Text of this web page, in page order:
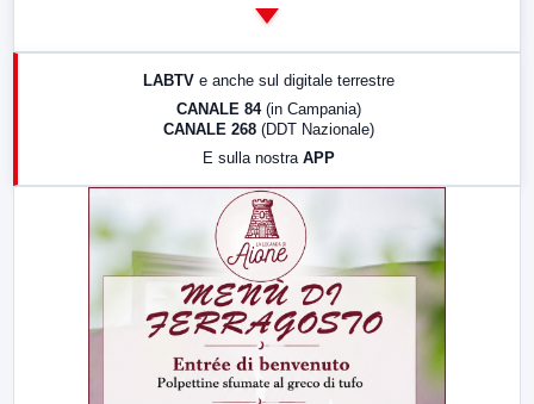
17:00 LabNews (replica)
LABTV e anche sul digitale terrestre
CANALE 84 (in Campania)
CANALE 268 (DDT Nazionale)
E sulla nostra APP